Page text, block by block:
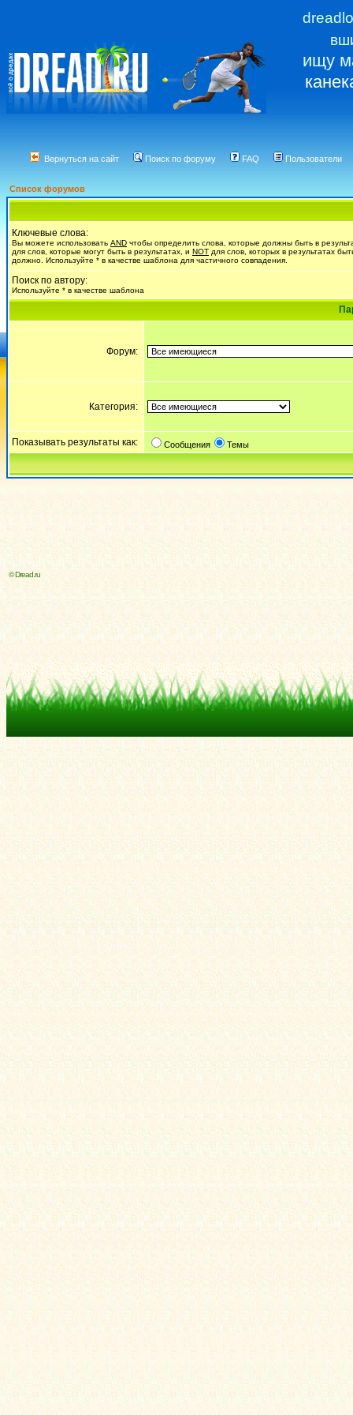
ищу
Вернуться на сайт Поиск по форуму FAQ Пользователи
Список форумов
Ключевые слова:
Вы можете использовать AND чтобы определить слова, которые должны быть в
для слов, которые могут быть в результатах, и NOT для слов, которых в результатах
должно. Используйте * в качестве шаблона для частичного совпадения.
Поиск по автору:
Используйте * в качестве шаблона
Форум:
Категория:
Показывать результаты как: Сообщения Темы
© Dread.ru